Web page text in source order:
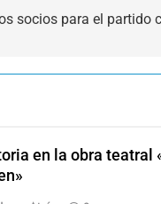
socios para el partido
en la obra teatral